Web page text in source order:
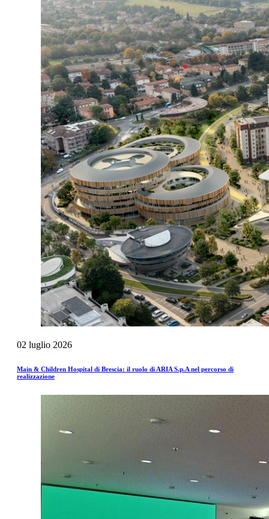
02 luglio 2026
Main & Children Hospital di Brescia: il ruolo di ARIA S.p.A nel percorso di
realizzazione